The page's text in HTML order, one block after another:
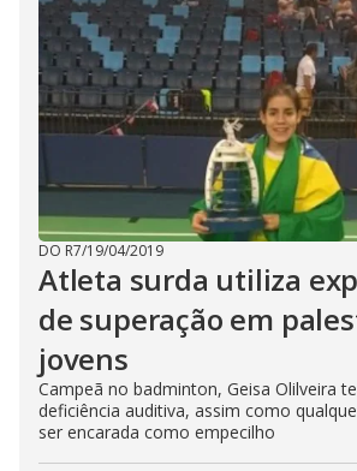
DO R7/19/04/2019
Atleta surda utiliza
de superação em
jovens
Campeã no badminton, Geisa Olilveira
deficiência auditiva, assim como
ser encarada como empecilho